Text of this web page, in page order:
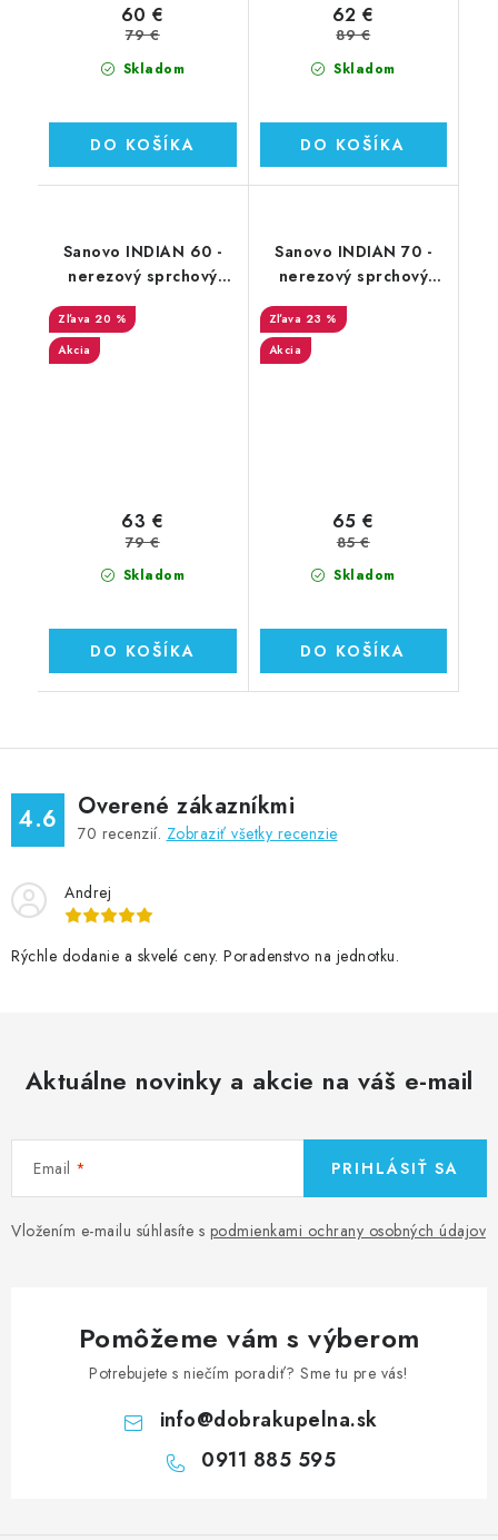
Skladom
60 €
79 €
DO KOŠÍKA
Skladom
62 €
89 €
DO KOŠÍKA
Sanovo INDIAN 60 -
nerezový sprchový
20 %
Akcia
Skladom
63 €
79 €
DO KOŠÍKA
Sanovo INDIAN 70 -
nerezový sprchový
23 %
Akcia
Skladom
65 €
85 €
DO KOŠÍKA
4.6 Overené zákazníkmi
70 recenzií. Zobraziť všetky recenzie
Andrej
Rýchle dodanie a skvelé ceny. Poradenstvo na jednotku.
Aktuálne novinky a akcie na váš e-mail
Email
Vložením e-mailu súhlasíte s podmienkami ochrany osobných údajov
PRIHLÁSIŤ SA
Pomôžeme vám s výberom
Potrebujete s niečím poradiť? Sme tu pre vás!
info@dobrakupelna.sk
0911 885 595